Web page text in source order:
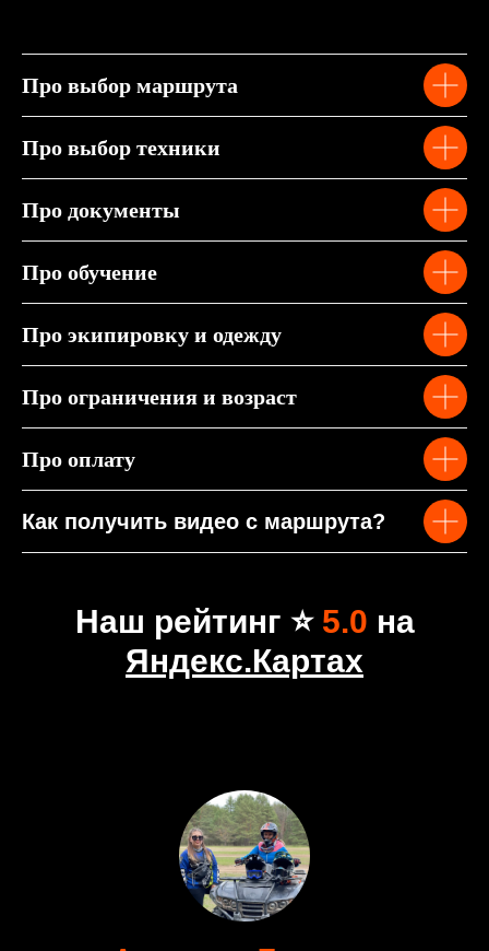
Про выбор маршрута
Про выбор техники
Про документы
Про обучение
Про экипировку и одежду
Про ограничения и возраст
Про оплату
Как получить видео с маршрута?
Наш рейтинг ⭐ 5.0 на
Яндекс.Картах